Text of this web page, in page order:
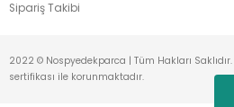
Sipariş Takibi
2022 © Nospyedekparca | Tüm Hakları
sertifikası ile korunmaktadır.